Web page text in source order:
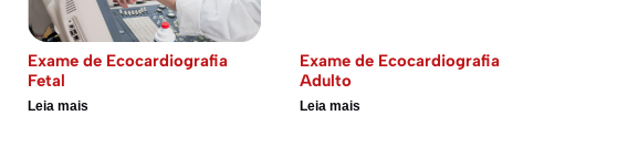
Exame de Ecocardiografia
Fetal
Leia mais
Exame de Ecocardiografia
Adulto
Leia mais